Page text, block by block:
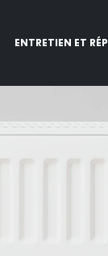
ENTRETIEN ET